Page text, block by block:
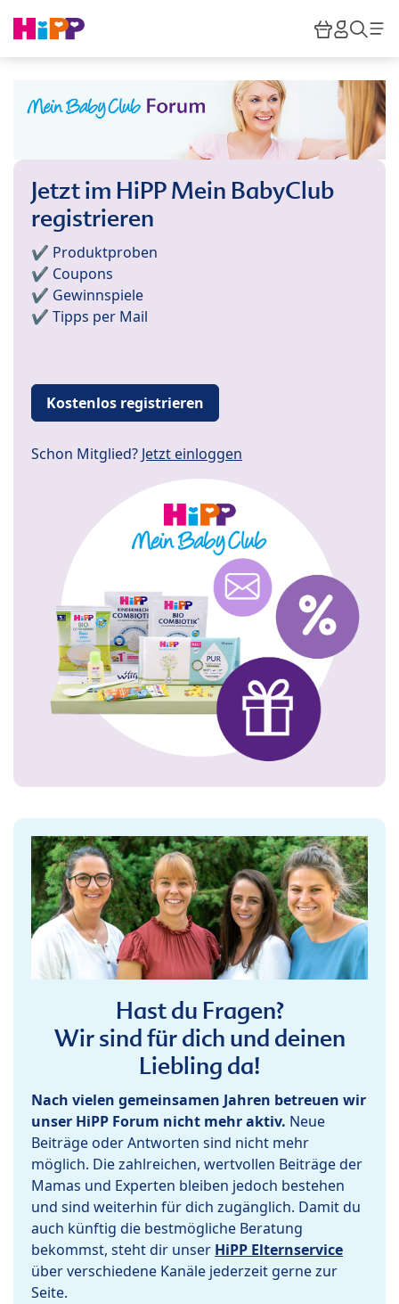
HiPP
Jetzt im HiPP Mein BabyClub
registrieren
✔️ Produktproben
✔️ Coupons
✔️ Gewinnspiele
✔️ Tipps per Mail
Kostenlos registrieren
Schon Mitglied? Jetzt einloggen
Hast du Fragen?
Wir sind für dich und deinen
Liebling da!
Nach vielen gemeinsamen Jahren betreuen wir
unser HiPP Forum nicht mehr aktiv. Neue
Beiträge oder Antworten sind nicht mehr
möglich. Die zahlreichen, wertvollen Beiträge der
Mamas und Experten bleiben jedoch bestehen
und sind weiterhin für dich zugänglich. Damit du
auch künftig die bestmögliche Beratung
bekommst, steht dir unser HiPP Elternservice
über verschiedene Kanäle jederzeit gerne zur
Seite.